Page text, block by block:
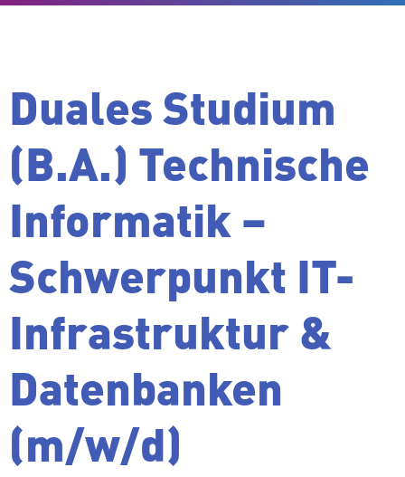
Duales Studium
(B.A.) Tech­ni­sche
In­for­ma­tik –
Schwer­punkt IT-
In­fra­struk­tur &
Da­ten­ban­ken
(m/w/d)